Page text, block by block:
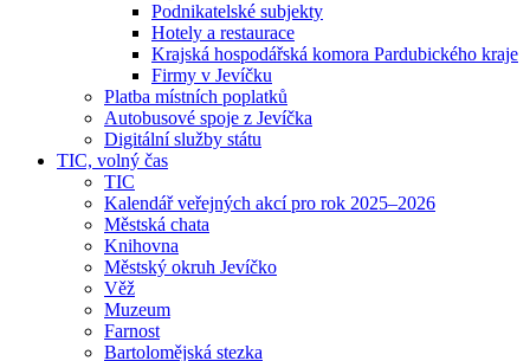
Podnikatelské subjekty
Hotely a restaurace
Krajská hospodářská komora Pardubického kraje
Firmy v Jevíčku
Platba místních poplatků
Autobusové spoje z Jevíčka
Digitální služby státu
TIC, volný čas
TIC
Kalendář veřejných akcí pro rok 2025–2026
Městská chata
Knihovna
Městský okruh Jevíčko
Věž
Muzeum
Farnost
Bartolomějská stezka